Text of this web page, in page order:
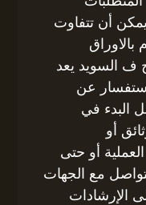
أن تتفاوت
بالاوراق
ف السويد يعد
عن
البدء في
أو
أو حتى
مع الجهات
الإرشادات